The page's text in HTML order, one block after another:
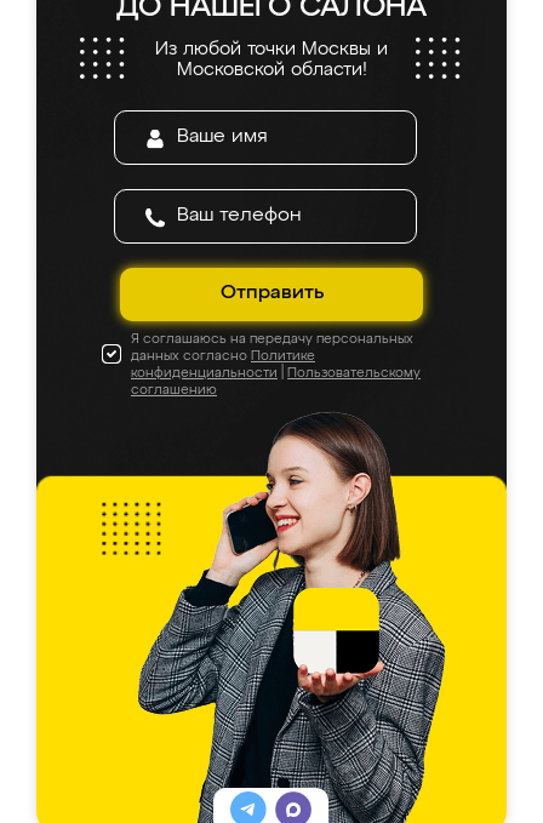
ДО НАШЕГО САЛОНА
Из любой точки Москвы и
Московской области!
Отправить
Я соглашаюсь на передачу персональных
данных согласно Политике
конфиденциальности
Пользовательскому
соглашению